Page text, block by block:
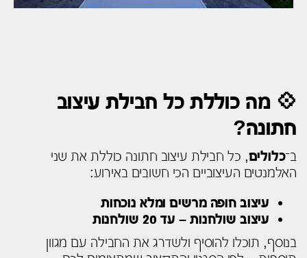
💠 מה כוללת כל חבילת עיצוב
חתונה?
ב־כלולים, כל חבילת עיצוב חתונה כוללת את שני
האלמנטים העיצוביים הכי חשובים באירוע:
עיצוב חופה מרשים ומלא נוכחות
עיצוב שולחנות – עד 20 שולחנות
בנוסף, תוכלו להוסיף ולשדרג את החבילה עם מגוון